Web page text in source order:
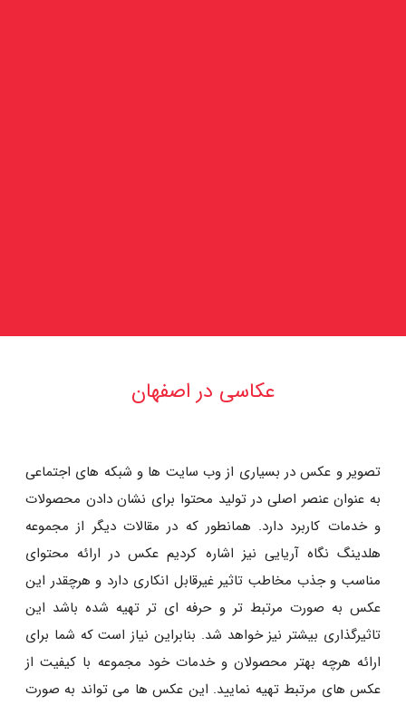
عکاسی در اصفهان
تصویر و عکس در بسیاری از وب سایت ها و شبکه های اجتماعی
به عنوان عنصر اصلی در تولید محتوا برای نشان دادن محصولات
و خدمات کاربرد دارد. همانطور که در مقالات دیگر از مجموعه
هلدینگ نگاه آریایی نیز اشاره کردیم عکس در ارائه محتوای
مناسب و جذب مخاطب تاثیر غیرقابل انکاری دارد و هرچقدر این
عکس به صورت مرتبط تر و حرفه ای تر تهیه شده باشد این
تاثیرگذاری بیشتر نیز خواهد شد. بنابراین نیاز است که شما برای
ارائه هرچه بهتر محصولان و خدمات خود مجموعه با کیفیت از
عکس های مرتبط تهیه نمایید. این عکس ها می تواند به صورت